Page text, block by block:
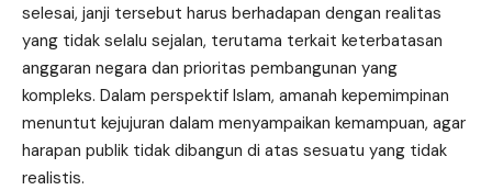
selesai, janji tersebut harus berhadapan dengan realitas
yang tidak selalu sejalan, terutama terkait keterbatasan
anggaran negara dan prioritas pembangunan yang
kompleks. Dalam perspektif Islam, amanah kepemimpinan
menuntut kejujuran dalam menyampaikan kemampuan, agar
harapan publik tidak dibangun di atas sesuatu yang tidak
realistis.